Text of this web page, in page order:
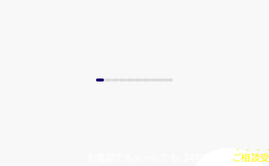
ご相談